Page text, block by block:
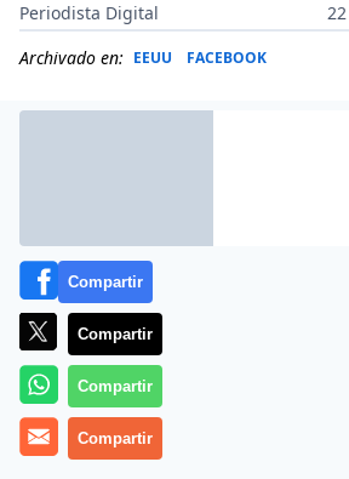
Periodista Digital
Archivado en: EEUU FACEBOOK
Estupor en California al conocerse
Compartir
Compartir
Compartir
Compartir